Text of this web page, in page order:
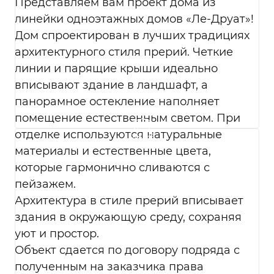
линейки одноэтажных домов «Ле-Друат»!
Дом спроектирован в лучших традициях
архитектурного стиля прерий. Четкие
линии и парящие крыши идеально
вписывают здание в ландшафт, а
панорамное остекление наполняет
помещение естественным светом. При
отделке используются натуральные
материалы и естественные цвета,
которые гармонично сливаются с
пейзажем.
Архитектура в стиле прерий вписывает
здания в окружающую среду, сохраняя
уют и простор.
Объект сдается по договору подряда с
полученным на заказчика права
персональных данных.
Перечень действий с персональными
данными, на совершение которых дается
мое согласие, общее описание
используемых Оператором способов
обработки в соответствии с п. 3 ст. 3
Федерального закона от 27.07.2006 г. № 152-
ФЗ «О персональных данных». В ходе
обработки с персональными данными
будут совершены следующие действия:
сбор; запись; систематизация; накопление;
изменение); использование;
обезличивание; удаление; уничтожение.
Согласие дается, в том числе на
возможные информационные (рекламные)
оповещения (в т. ч. осуществления
информационных рассылок, рассылок о
маркетинговых мероприятиях,
специальных предложениях и акциях